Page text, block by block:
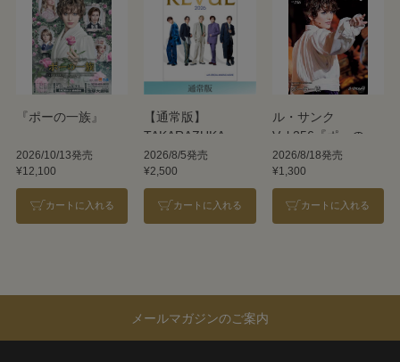
『ポーの一族』
2026/10/13発売
¥12,100
カートに入れる
【通常版】
TAKARAZUKA
REVUE 2026
2026/8/5発売
¥2,500
カートに入れる
ル・サンク
Vol.256『ポーの一
族』＜雪組＞
2026/8/18発売
¥1,300
カートに入れる
メールマガジンのご案内